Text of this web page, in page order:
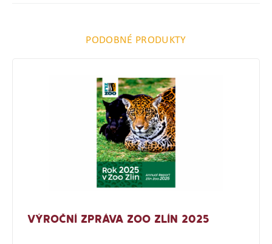
PODOBNÉ PRODUKTY
VÝROČNÍ ZPRÁVA ZOO ZLÍN 2025